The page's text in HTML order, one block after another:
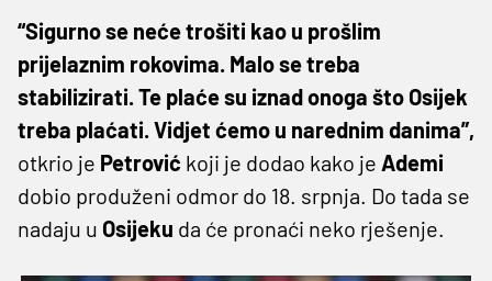
“Sigurno se neće trošiti kao u prošlim
prijelaznim rokovima. Malo se treba
stabilizirati. Te plaće su iznad onoga što Osijek
treba plaćati. Vidjet ćemo u narednim danima”,
otkrio je Petrović koji je dodao kako je Ademi
dobio produženi odmor do 18. srpnja. Do tada se
nadaju u Osijeku da će pronaći neko rješenje.